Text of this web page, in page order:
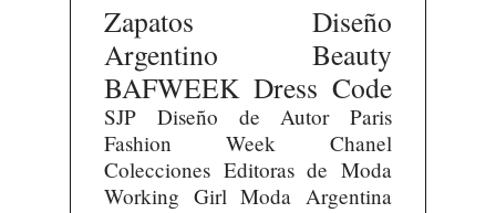
Zapatos
Diseño
Argentino
Beauty
BAFWEEK Dress Code
SJP Diseño de Autor
Paris
Fashion Week
Chanel
Colecciones Editoras de Moda
Working Girl Moda Argentina